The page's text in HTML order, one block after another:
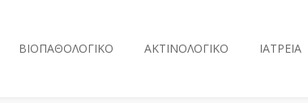
ΒΙΟΠΑΘΟΛΟΓΙΚΟ ΑΚΤΙΝΟΛΟΓΙΚΟ ΙΑΤΡΕΙΑ